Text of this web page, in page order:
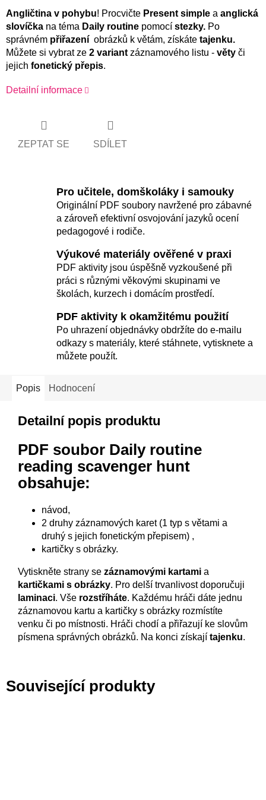
Angličtina v pohybu! Procvičte Present simple a anglická
slovíčka na téma Daily routine pomocí stezky. Po
správném přiřazení obrázků k větám, získáte tajenku.
Můžete si vybrat ze 2 variant záznamového listu - věty či
jejich fonetický přepis.
Detailní informace
ZEPTAT SE SDÍLET
Pro učitele, domškoláky i samouky
Originální PDF soubory navržené pro zábavné
a zároveň efektivní osvojování jazyků ocení
pedagogové i rodiče.
Výukové materiály ověřené v praxi
PDF aktivity jsou úspěšně vyzkoušené při
práci s různými věkovými skupinami ve
školách, kurzech i domácím prostředí.
PDF aktivity k okamžitému použití
Po uhrazení objednávky obdržíte do e-mailu
odkazy s materiály, které stáhnete, vytisknete a
můžete použít.
Popis Hodnocení
Detailní popis produktu
PDF soubor Daily routine
reading scavenger hunt
obsahuje:
návod,
2 druhy záznamových karet (1 typ s větami a
druhý s jejich fonetickým přepisem) ,
kartičky s obrázky.
Vytiskněte strany se záznamovými kartami a
kartičkami s obrázky. Pro delší trvanlivost doporučuji
laminaci. Vše rozstříháte. Každému hráči dáte jednu
záznamovou kartu a kartičky s obrázky rozmístíte
venku či po místnosti. Hráči chodí a přiřazují ke slovům
písmena správných obrázků. Na konci získají tajenku.
Související produkty